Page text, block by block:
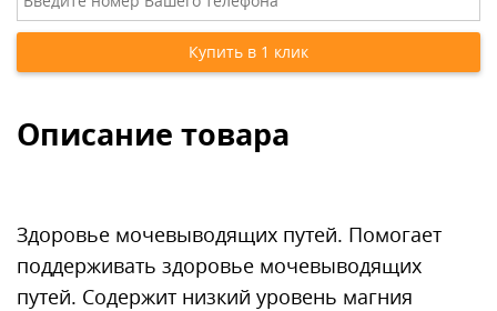
Описание товара
Здоровье мочевыводящих путей. Помогает
поддерживать здоровье мочевыводящих
путей. Содержит низкий уровень магния